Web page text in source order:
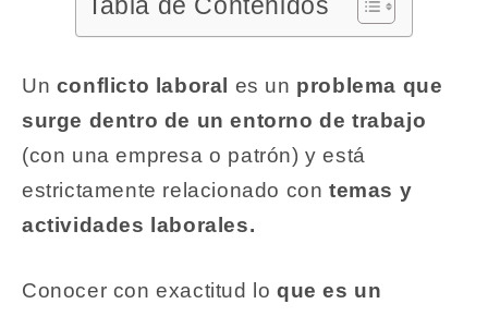
Tabla de Contenidos
Un conflicto laboral es un problema que
surge dentro de un entorno de trabajo
(con una empresa o patrón) y está
estrictamente relacionado contemas y
actividades laborales.
Conocer con exactitud lo que es un